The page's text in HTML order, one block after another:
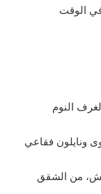
الوقت
النوم
ونايلون فقاعي
من الشقق